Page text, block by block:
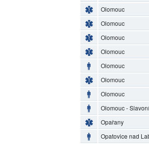
Olomouc
Olomouc
Olomouc
Olomouc
Olomouc
Olomouc
Olomouc
Olomouc -
Opařany
Opatovice nad